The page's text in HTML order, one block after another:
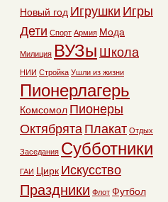
Новый год Игрушки Игры
Дети Спорт Армия Мода
Милиция ВУЗы Школа
НИИ Стройка Ушли из жизни
Пионерлагерь
Комсомол Пионеры
Октябрята Плакат Отдых
Заседания Субботники
ГАИ Цирк Искусство
Праздники Флот Футбол